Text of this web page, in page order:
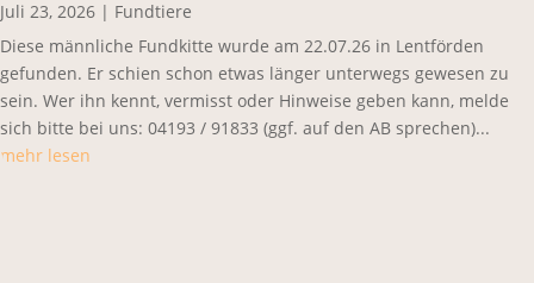
Juli 23, 2026 | Fundtiere
Diese männliche Fundkitte wurde am 22.07.26 in Lentförden
gefunden. Er schien schon etwas länger unterwegs gewesen zu
sein. Wer ihn kennt, vermisst oder Hinweise geben kann, melde
sich bitte bei uns: 04193 / 91833 (ggf. auf den AB sprechen)...
mehr lesen